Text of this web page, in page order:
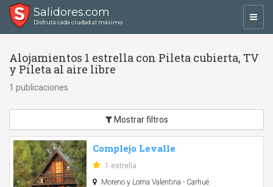
Salidores.com
Disfrutá cada ciudad al máximo
Alojamientos 1 estrella con Pileta cubierta, TV
y Pileta al aire libre
1 publicaciones
Mostrar filtros
Complejo Levalle
1 estrella
Moreno y Loma Valentina - Carhué